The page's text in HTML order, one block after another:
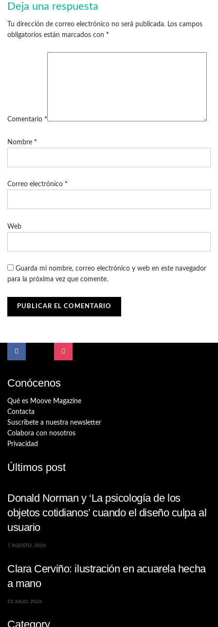
Deja una respuesta
Tu dirección de correo electrónico no será publicada. Los campos
obligatorios están marcados con *
Comentario *
Nombre *
Correo electrónico *
Web
Guarda mi nombre, correo electrónico y web en este navegador
para la próxima vez que comente.
Conócenos
Qué es Moove Magazine
Contacta
Suscríbete a nuestra newsletter
Colabora con nosotros
Privacidad
Últimos post
Donald Norman y ‘La psicología de los
objetos cotidianos’ cuando el diseño culpa al
usuario
7 AGOSTO, 2026
Clara Cerviño: ilustración en acuarela hecha
a mano
23 JULIO, 2026
Category